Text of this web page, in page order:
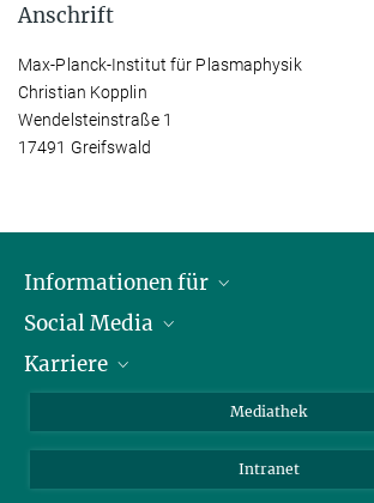
Anschrift
Max-Planck-Institut für Plasmaphysik
Christian Kopplin
Wendelsteinstraße 1
17491 Greifswald
Informationen für
Journalisten
Schule
Social Media
LinkedIn
Karriere
Mediathek
Intranet